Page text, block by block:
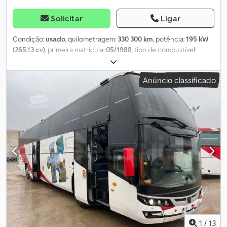
Solicitar Ligar
Condição:usado, quilometragem: 330 300 km, potência:195 kW
(265,13 cv), primeira matrícula:05/1988, tipo de combustível:
, tipo de engrenagem:
Equipamento:ABS, ar condicionado, * Rádio Becker Europa *
Bancos de couro * Ar condicionado * Automático Excelente
estado!! * Piloto automático * ABS * Direção assistida * Rodas de
liga leve Dcjdpfxjvhu Rus Akqok * Catalisador G-Kat * Pintura
original * Interior original * Ano de fabricação: 1988 * 8 cilindros --
--Número interno do veículo: 7954----Salvo erros e venda prévia.
Suporte via WhatsApp disponível! Em caso de dúvidas sobre o
veículo ou para mais informações, envie-nos uma mensagem pelo
WhatsApp. Whatsapp Whatsapp
Anúncio classificado
1 / 13